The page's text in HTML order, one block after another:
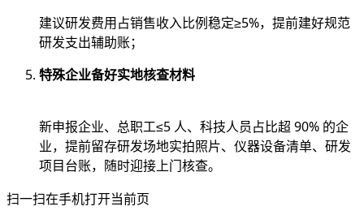
建议研发费用占销售收入比例稳定≥5%，提前建好规范
研发支出辅助账；
特殊企业备好实地核查材料
新申报企业、总职工≤5 人、科技人员占比超 90% 的企
业，提前留存研发场地实拍照片、仪器设备清单、研发
项目台账，随时迎接上门核查。
扫一扫在手机打开当前页